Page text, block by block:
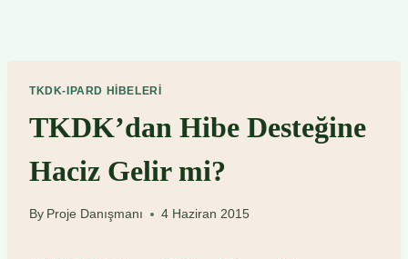
TKDK-IPARD HIBELERI
TKDK’dan Hibe Desteğine
Haciz Gelir mi?
By Proje Danışmanı 4 Haziran 2015